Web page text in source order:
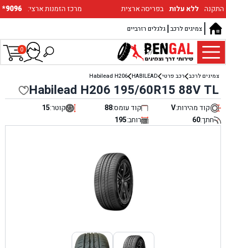
*9096 :מרכז הזמנות ארצי התקנה ללא עלות בפריסה ארצית
גלגלים רזרביים צמיגים לרכב
0
צמיגים לרכב רכב פרטי HABILEAD
Habilead H206
Habilead H206 195/60R15 88V TL
קוד מהירות:V קוד עומס:88 קוטר:15
חתך:60 רוחב:195